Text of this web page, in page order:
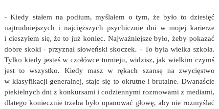
- Kiedy stałem na podium, myślałem o tym, że było to dziesięć
najtrudniejszych i najcięższych psychicznie dni w mojej karierze
i cieszyłem się, że to już koniec. Najważniejsze było, żeby pokazać
dobre skoki - przyznał słoweński skoczek. - To była wielka szkoła.
Tylko kiedy jesteś w czołówce turnieju, widzisz, jak wielkim czymś
jest to wszystko. Kiedy masz w rękach szansę na zwycięstwo
w klasyfikacji generalnej, staje się to okrutne i brutalne. Dwanaście
piekielnych dni z konkursami i codziennymi rozmowami z mediami,
dlatego koniecznie trzeba było opanować głowę, aby nie rozmyślać